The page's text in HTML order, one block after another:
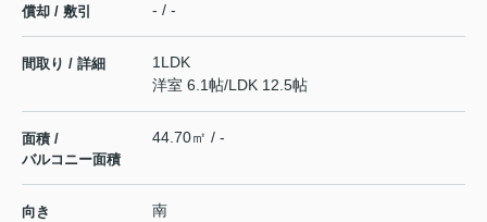
償却 / 敷引 - / -
間取り / 詳細
1LDK
洋室 6.1帖/LDK 12.5帖
面積 /
バルコニー面積
44.70㎡ / -
向き 南